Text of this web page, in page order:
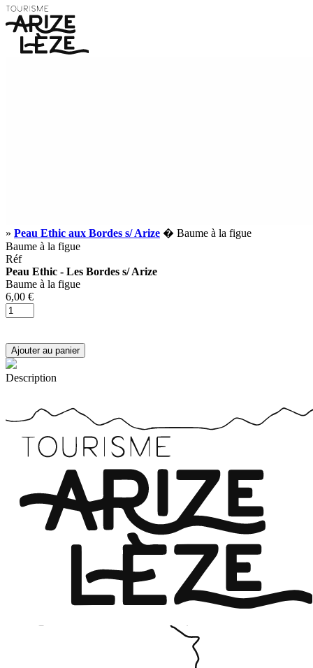
» Peau Ethic aux Bordes s/ Arize � Baume à la figue
Baume à la figue
Réf
Peau Ethic - Les Bordes s/ Arize
Baume à la figue
6,00 €
Description